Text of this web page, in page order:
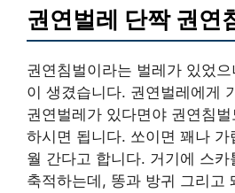
권연벌레 단짝 권연
권연침벌이라는 벌레가 있었
이 생겼습니다. 권연벌레에게
권연벌레가 있다면야 권연침
하시면 됩니다. 쏘이면 꽤나 가
월 간다고 합니다. 거기에 스카
축적하는데, 똥과 방귀 그리고